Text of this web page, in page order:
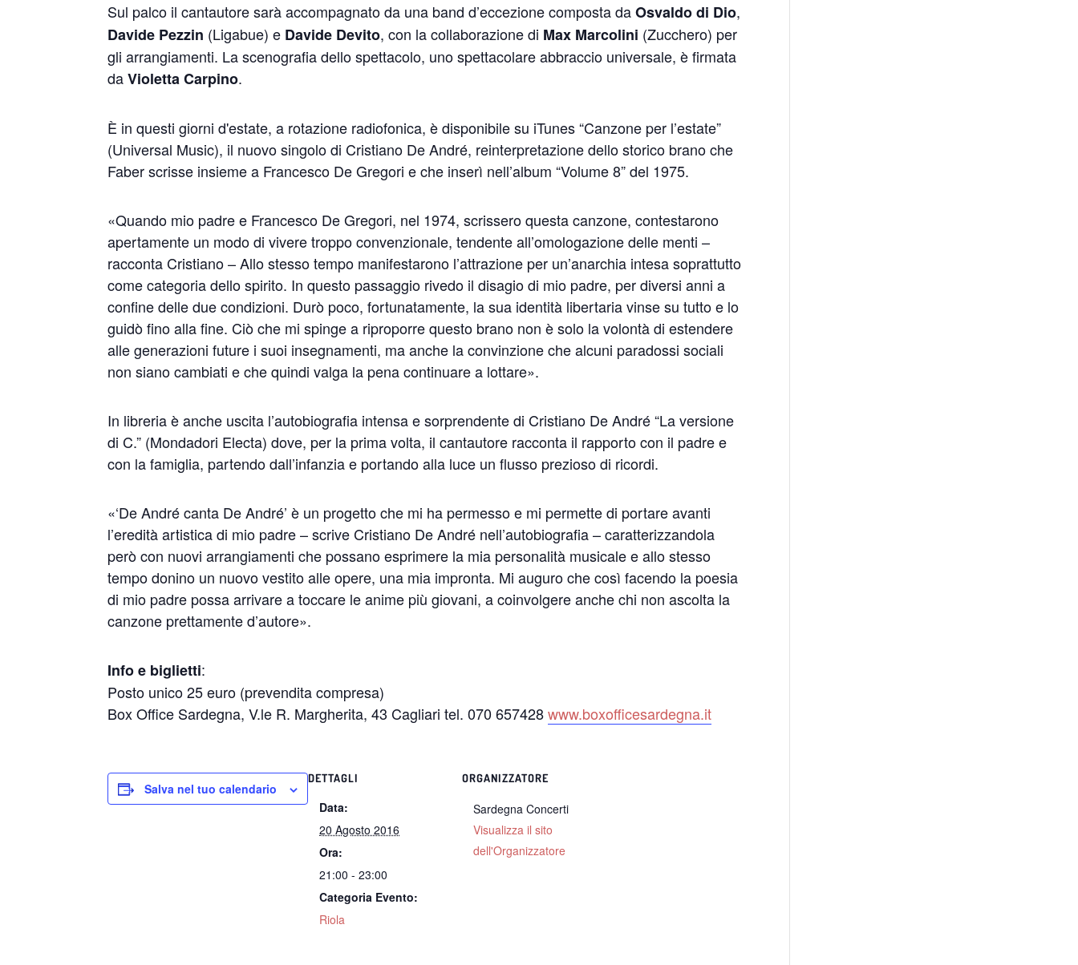
Sul palco il cantautore sarà accompagnato da una band d’eccezione composta daOsvaldo di Dio,
Davide Pezzin (Ligabue) e Davide Devito, con la collaborazione di Max Marcolini (Zucchero) per
gli arrangiamenti. La scenografia dello spettacolo, uno spettacolare abbraccio universale, è firmata
daVioletta Carpino.
È in questi giorni d'estate, a rotazione radiofonica, è disponibile su iTunes “Canzone per l’estate”
(Universal Music), il nuovo singolo di Cristiano De André, reinterpretazione dello storico brano che
Faber scrisse insieme a Francesco De Gregori e che inserì nell’album “Volume 8” del 1975.
«Quando mio padre e Francesco De Gregori, nel 1974, scrissero questa canzone, contestarono
apertamente un modo di vivere troppo convenzionale, tendente all’omologazione delle menti –
racconta Cristiano – Allo stesso tempo manifestarono l’attrazione per un’anarchia intesa soprattutto
come categoria dello spirito. In questo passaggio rivedo il disagio di mio padre, per diversi anni a
confine delle due condizioni. Durò poco, fortunatamente, la sua identità libertaria vinse su tutto e lo
guidò fino alla fine. Ciò che mi spinge a riproporre questo brano non è solo la volontà di estendere
alle generazioni future i suoi insegnamenti, ma anche la convinzione che alcuni paradossi sociali
non siano cambiati e che quindi valga la pena continuare a lottare».
In libreria è anche uscita l’autobiografia intensa e sorprendente di Cristiano De André “La versione
di C.” (Mondadori Electa) dove, per la prima volta, il cantautore racconta il rapporto con il padre e
con la famiglia, partendo dall’infanzia e portando alla luce un flusso prezioso di ricordi.
«‘De André canta De André’ è un progetto che mi ha permesso e mi permette di portare avanti
l’eredità artistica di mio padre – scrive Cristiano De André nell’autobiografia – caratterizzandola
però con nuovi arrangiamenti che possano esprimere la mia personalità musicale e allo stesso
tempo donino un nuovo vestito alle opere, una mia impronta. Mi auguro che così facendo la poesia
di mio padre possa arrivare a toccare le anime più giovani, a coinvolgere anche chi non ascolta la
canzone prettamente d’autore».
Info e biglietti:
Posto unico 25 euro (prevendita compresa)
Box Office Sardegna, V.le R. Margherita, 43 Cagliari tel. 070 657428www.boxofficesardegna.it
Salva nel tuo calendario
DETTAGLI
Data:
20 Agosto 2016
Ora:
21:00 - 23:00
Categoria Evento:
Riola
ORGANIZZATORE
Sardegna Concerti
Visualizza il sito
dell'Organizzatore